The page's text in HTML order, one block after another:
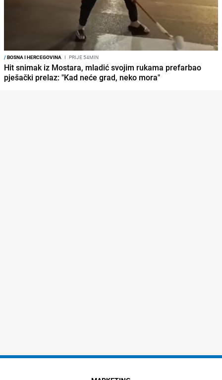
/BOSNA I HERCEGOVINA I PRIJE 54MIN
Hit snimak iz Mostara, mladić svojim rukama prefarbao
pješački prelaz: "Kad neće grad, neko mora"